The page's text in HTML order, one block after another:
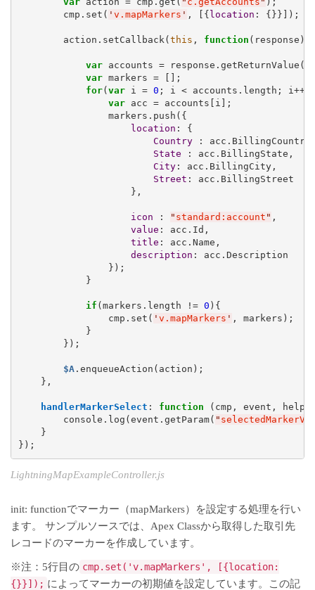
        cmp.set(
' v.mapMarkers ' , [{ location : {}}]);
        action.setCallback(
this , function (response){
var accounts =
var markers = [];
for( var i = 0 ; i < accounts.length;
var acc = accounts[i];
                markers.push({
location : {
Country :
State : acc.BillingState,
City: acc.BillingCity,
Street : acc.BillingStreet
                    },
icon : " standard:account " ,
value : acc.Id,
title : acc.Name,
description : acc.Description
                });
            }
if (markers.length != 0 ){
                cmp.set(
' v.mapMarkers ' , markers);
            }
        });
$A.enqueueAction(action);
    },
handlerMarkerSelect : function (cmp, event,
        console.log(event.getParam(
"
    }
});
LightningMapExampleController.js
init: functionでマーカー（mapMarkers）を設定する処理を行い
ます。 サンプルソースでは、Apex Classから取得した取引先
レコードのマーカーを作成しています。
※注：5行目の cmp.set('v.mapMarkers', [{location:
{}}]); によってマーカーの初期値を設定しています。この記